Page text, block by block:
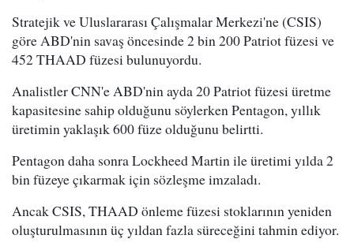
Stratejik ve Uluslararası Çalışmalar Merkezi'ne (CSIS)
göre ABD'nin savaş öncesinde 2 bin 200 Patriot füzesi ve
452 THAAD füzesi bulunuyordu.
Analistler CNN'e ABD'nin ayda 20 Patriot füzesi üretme
kapasitesine sahip olduğunu söylerken Pentagon, yıllık
üretimin yaklaşık 600 füze olduğunu belirtti.
Pentagon daha sonra Lockheed Martin ile üretimi yılda 2
bin füzeye çıkarmak için sözleşme imzaladı.
Ancak CSIS, THAAD önleme füzesi stoklarının yeniden
oluşturulmasının üç yıldan fazla süreceğini tahmin ediyor.